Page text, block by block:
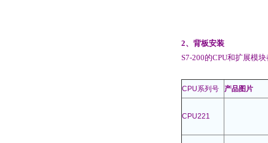
2、背板安装
S7-200的CPU和扩展模
CPU系列号 产品图片
CPU221